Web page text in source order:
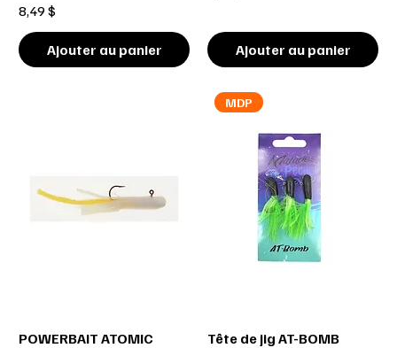
Prix
8,49 $
Ajouter au panier Ajouter au panier
POWERBAIT ATOMIC
MDP
Tête de jig AT-BOMB